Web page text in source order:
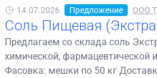
14.07.2026 Предложение ООО
Соль Пищевая
Предлагаем со склада соль
химической, фармацевтической
Фасовка: мешки по 50 кг